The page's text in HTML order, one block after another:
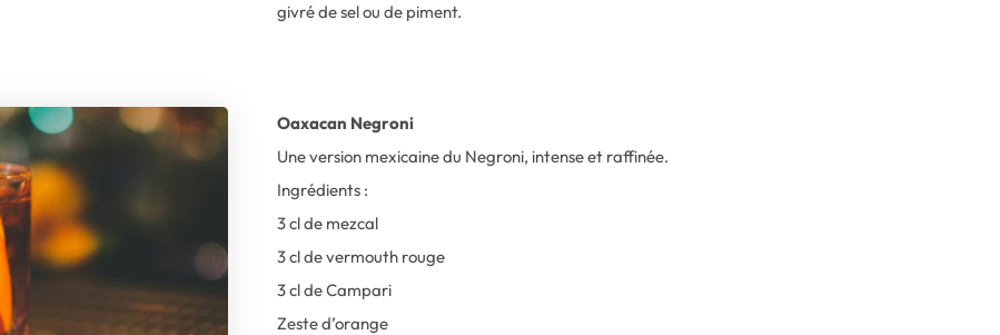
givré de sel ou de piment.
Oaxacan Negroni
Une version mexicaine du Negroni, intense et raffinée.
Ingrédients :
3 cl de mezcal
3 cl de vermouth rouge
3 cl de Campari
Zeste d’orange